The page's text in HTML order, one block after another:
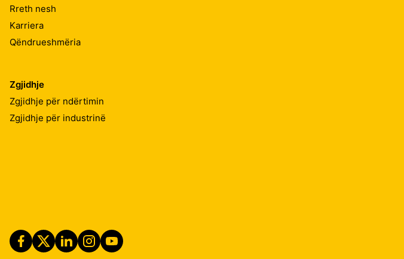
Rreth nesh
Karriera
Qëndrueshmëria
Zgjidhje
Zgjidhje për ndërtimin
Zgjidhje për industrinë